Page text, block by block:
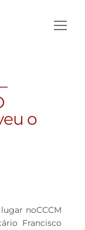
o
noCCCM
Francisco